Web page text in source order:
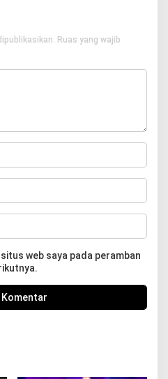
Ruas yang wajib
web saya pada peramban